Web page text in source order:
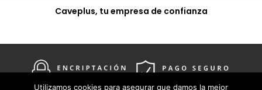
Caveplus, tu empresa de confianza
Utilizamos cookies para asegurar que damos la mejor